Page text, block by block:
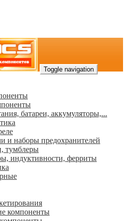
Toggle navigation
батареи, аккумуляторы,...
и наборы предохранителей
тумблеры
индуктивности, ферриты
компоненты